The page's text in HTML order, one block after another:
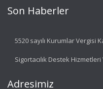
Son Haberler
5520 sayılı Kurumlar Vergisi
Sigortacılık Destek
Adresimiz